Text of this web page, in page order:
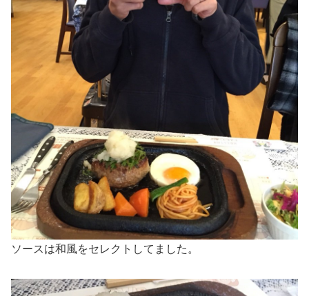
ソースは和風をセレクトしてました。